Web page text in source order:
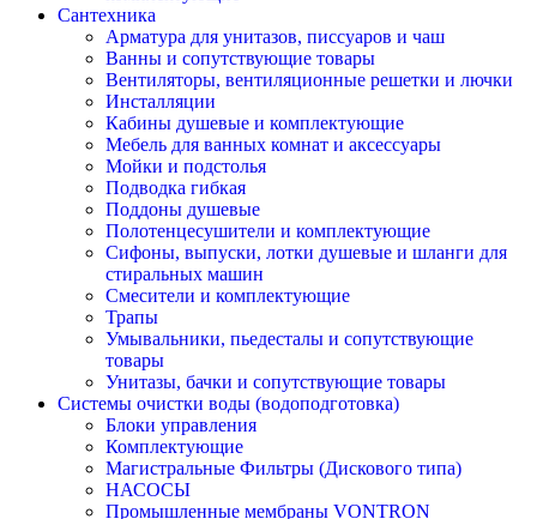
Сантехника
Арматура для унитазов, писсуаров и чаш
Ванны и сопутствующие товары
Вентиляторы, вентиляционные решетки и лючки
Инсталляции
Кабины душевые и комплектующие
Мебель для ванных комнат и аксессуары
Мойки и подстолья
Подводка гибкая
Поддоны душевые
Полотенцесушители и комплектующие
Сифоны, выпуски, лотки душевые и шланги для
стиральных машин
Смесители и комплектующие
Трапы
Умывальники, пьедесталы и сопутствующие
товары
Унитазы, бачки и сопутствующие товары
Системы очистки воды (водоподготовка)
Блоки управления
Комплектующие
Магистральные Фильтры (Дискового типа)
НАСОСЫ
Промышленные мембраны VONTRON